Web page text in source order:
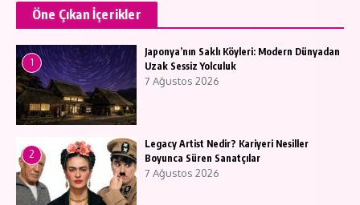
Öne Çıkan İçerikler
1
Japonya’nın Saklı Köyleri: Modern Dünyadan
Uzak Sessiz Yolculuk
7 Ağustos 2026
2
Legacy Artist Nedir? Kariyeri Nesiller
Boyunca Süren Sanatçılar
7 Ağustos 2026